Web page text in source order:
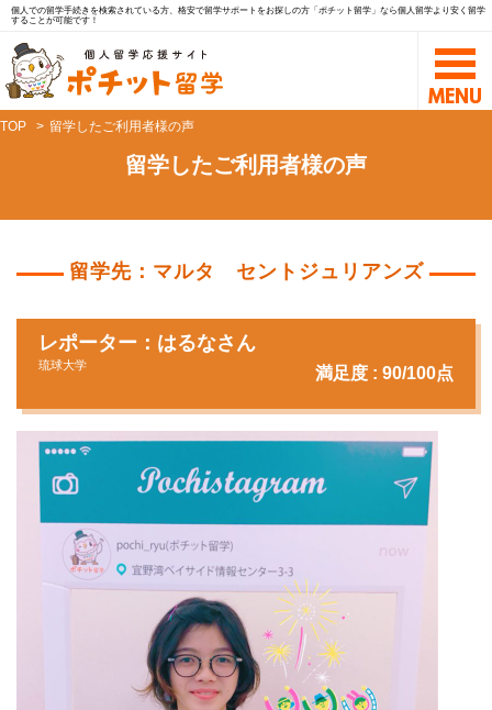
個人での留学手続きを検索されている方、格安で留学サポートをお探しの方「ポチット留学」なら個人留学より安く留学
することが可能です！
TOP 留学したご利用者様の声
留学したご利用者様の声
留学先：マルタ セントジュリアンズ
レポーター：はるなさん
琉球大学 満足度 : 90/100点